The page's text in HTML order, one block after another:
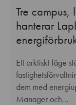
Tre campus,
hanterar
Ett arktiskt läge
dem med
Manager och…